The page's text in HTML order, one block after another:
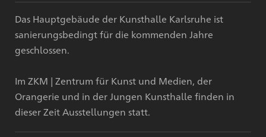
Das Hauptgebäude der Kunsthalle Karlsruhe ist
sanierungsbedingt für die kommenden Jahre
geschlossen.
Im ZKM | Zentrum für Kunst und Medien, der
Orangerie und in der Jungen Kunsthalle finden in
dieser Zeit Ausstellungen statt.